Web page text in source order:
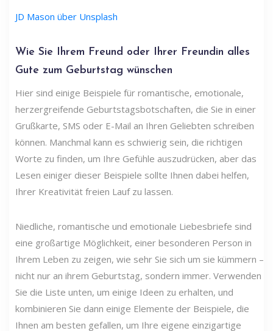
JD Mason über Unsplash
Wie Sie Ihrem Freund oder Ihrer Freundin alles
Gute zum Geburtstag wünschen
Hier sind einige Beispiele für romantische, emotionale,
herzergreifende Geburtstagsbotschaften, die Sie in einer
Grußkarte, SMS oder E-Mail an Ihren Geliebten schreiben
können. Manchmal kann es schwierig sein, die richtigen
Worte zu finden, um Ihre Gefühle auszudrücken, aber das
Lesen einiger dieser Beispiele sollte Ihnen dabei helfen,
Ihrer Kreativität freien Lauf zu lassen.
Niedliche, romantische und emotionale Liebesbriefe sind
eine großartige Möglichkeit, einer besonderen Person in
Ihrem Leben zu zeigen, wie sehr Sie sich um sie kümmern –
nicht nur an ihrem Geburtstag, sondern immer. Verwenden
Sie die Liste unten, um einige Ideen zu erhalten, und
kombinieren Sie dann einige Elemente der Beispiele, die
Ihnen am besten gefallen, um Ihre eigene einzigartige